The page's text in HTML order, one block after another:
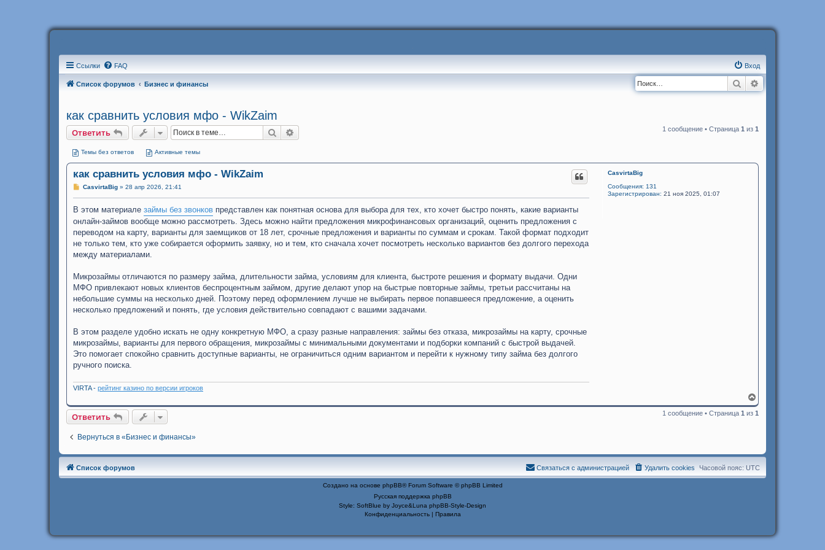
Ссылки FAQ Вход
Список форумов Бизнес и финансы Поиск
как сравнить условия мфо - WikZaim
Ответить Поиск 1 сообщение • Страница 1 из 1
Темы без ответов Активные темы
CasvirtaBig
Сообщения: 131
Зарегистрирован: 21 ноя 2025, 01:07
как сравнить условия мфо - WikZaim
С
б
е
н
и
е
CasvirtaBig» 28 апр 2026, 21:41
В этом материале займы без звонков представлен как понятная основа для выбора для тех, кто хочет быстро понять, какие варианты
онлайн-займов вообще можно рассмотреть. Здесь можно найти предложения микрофинансовых организаций, оценить предложения с
переводом на карту, варианты для заемщиков от 18 лет, срочные предложения и варианты по суммам и срокам. Такой формат подходит
не только тем, кто уже собирается оформить заявку, но и тем, кто сначала хочет посмотреть несколько вариантов без долгого перехода
между материалами.
Микрозаймы отличаются по размеру займа, длительности займа, условиям для клиента, быстроте решения и формату выдачи. Одни
МФО привлекают новых клиентов беспроцентным займом, другие делают упор на быстрые повторные займы, третьи рассчитаны на
небольшие суммы на несколько дней. Поэтому перед оформлением лучше не выбирать первое попавшееся предложение, а оценить
несколько предложений и понять, где условия действительно совпадают с вашими задачами.
В этом разделе удобно искать не одну конкретную МФО, а сразу разные направления: займы без отказа, микрозаймы на карту, срочные
микрозаймы, варианты для первого обращения, микрозаймы с минимальными документами и подборки компаний с быстрой выдачей.
Это помогает спокойно сравнить доступные варианты, не ограничиться одним вариантом и перейти к нужному типу займа без долгого
ручного поиска.
VIRTA - рейтинг казино по версии игроков
е
р
с
я
Ответить 1 сообщение • Страница 1 из 1
Вернуться в «Бизнес и финансы»
Список форумов Часовой пояс: UTC
Удалить cookies
Связаться с администрацией
Создано на основе phpBB® Forum Software © phpBB Limited
Русская поддержка phpBB
Style: SoftBlue by Joyce&Luna phpBB-Style-Design
Конфиденциальность| Правила